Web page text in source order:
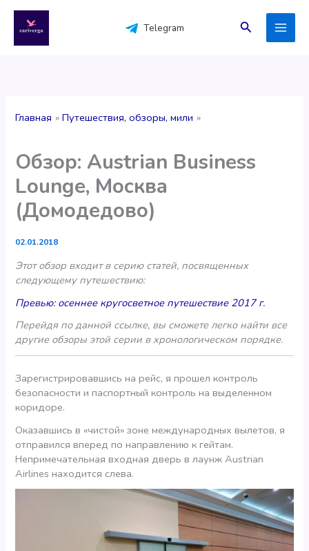
содержимому
Telegram Поиск
Главная Путешествия, обзоры, мили
Обзор: Austrian Business
Lounge, Москва
(Домодедово)
02.01.2018
Этот обзор входит в серию статей, посвященных
следующему путешествию:
Превью: осеннее кругосветное путешествие 2017 г.
Перейдя по данной ссылке, вы сможете легко найти все
другие обзоры этой серии в хронологическом порядке.
Зарегистрировавшись на рейс, я прошел контроль
безопасности и паспортный контроль на выделенном
коридоре.
Оказавшись в «чистой» зоне международных вылетов, я
отправился вперед по направлению к гейтам.
Непримечательная входная дверь в лаунж Austrian
Airlines находится слева.